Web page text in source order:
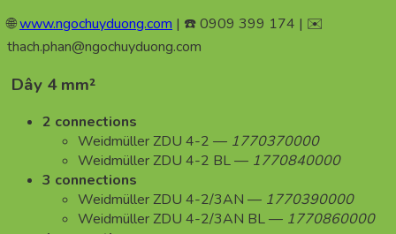
🌐www.ngochuyduong.com | ☎️ 0909 399 174 | ✉️
thach.phan@ngochuyduong.com
Dây 4 mm²
2 connections
Weidmüller ZDU 4-2 — 1770370000
Weidmüller ZDU 4-2 BL — 1770840000
3 connections
Weidmüller ZDU 4-2/3AN — 1770390000
Weidmüller ZDU 4-2/3AN BL — 1770860000